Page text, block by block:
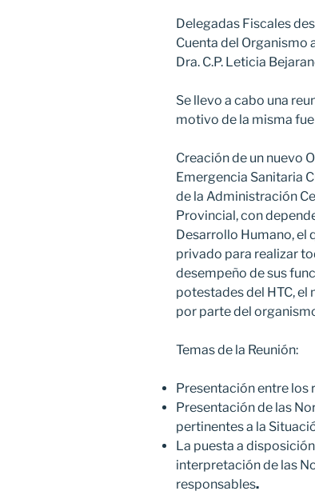
Delegadas Fiscales
Cuenta del Organismo
Dra. C.P. Leticia
Se llevo a cabo una
motivo de la misma fue
Creación de un nuevo
Emergencia Sanitaria
de la Administración
Provincial, con
Desarrollo Humano, el
privado para realizar
desempeño de sus
potestades del HTC,
por parte del
Temas de la Reunión:
Presentación entre los
Presentación de las
pertinentes a la
La puesta a
interpretación de las
responsables.